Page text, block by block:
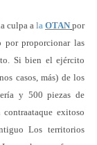
culpa a la OTAN por
por proporcionar las
Si bien el ejército
casos, más) de los
y 500 piezas de
exitoso
Los territorios